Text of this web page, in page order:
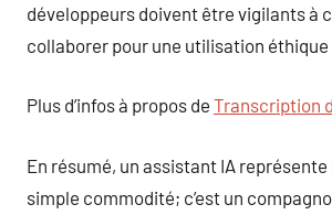
développeurs doivent être vigilants à
collaborer pour une utilisation
Plus d’infos à propos de Transcription
En résumé, un assistant IA représente
simple commodité; c’est un